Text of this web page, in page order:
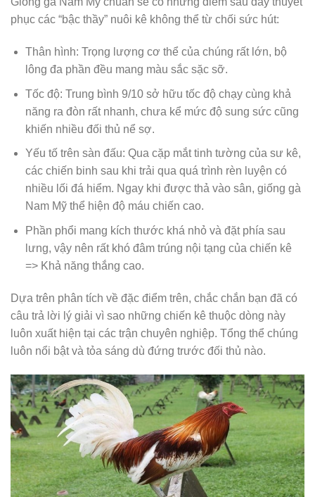
phục các “bậc thầy” nuôi kê không thể từ chối sức hút:
Thân hình: Trọng lượng cơ thể của chúng rất lớn, bộ
lông đa phần đều mang màu sắc sặc sỡ.
Tốc độ: Trung bình 9/10 sở hữu tốc độ chạy cùng khả
năng ra đòn rất nhanh, chưa kể mức độ sung sức cũng
khiến nhiều đối thủ nể sợ.
Yếu tố trên sàn đấu: Qua cặp mắt tinh tường của sư kê,
các chiến binh sau khi trải qua quá trình rèn luyện có
nhiều lối đá hiểm. Ngay khi được thả vào sân, giống gà
Nam Mỹ thể hiện độ máu chiến cao.
Phần phổi mang kích thước khá nhỏ và đặt phía sau
lưng, vậy nên rất khó đâm trúng nội tạng của chiến kê
=> Khả năng thắng cao.
Dựa trên phân tích về đặc điểm trên, chắc chắn bạn đã có
câu trả lời lý giải vì sao những chiến kê thuộc dòng này
luôn xuất hiện tại các trận chuyên nghiệp. Tổng thể chúng
luôn nổi bật và tỏa sáng dù đứng trước đối thủ nào.